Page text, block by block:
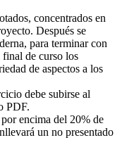
concentrados en
Después se
para terminar con
de curso los
de aspectos a los
debe subirse al
PDF.
encima del 20% de
un no presentado